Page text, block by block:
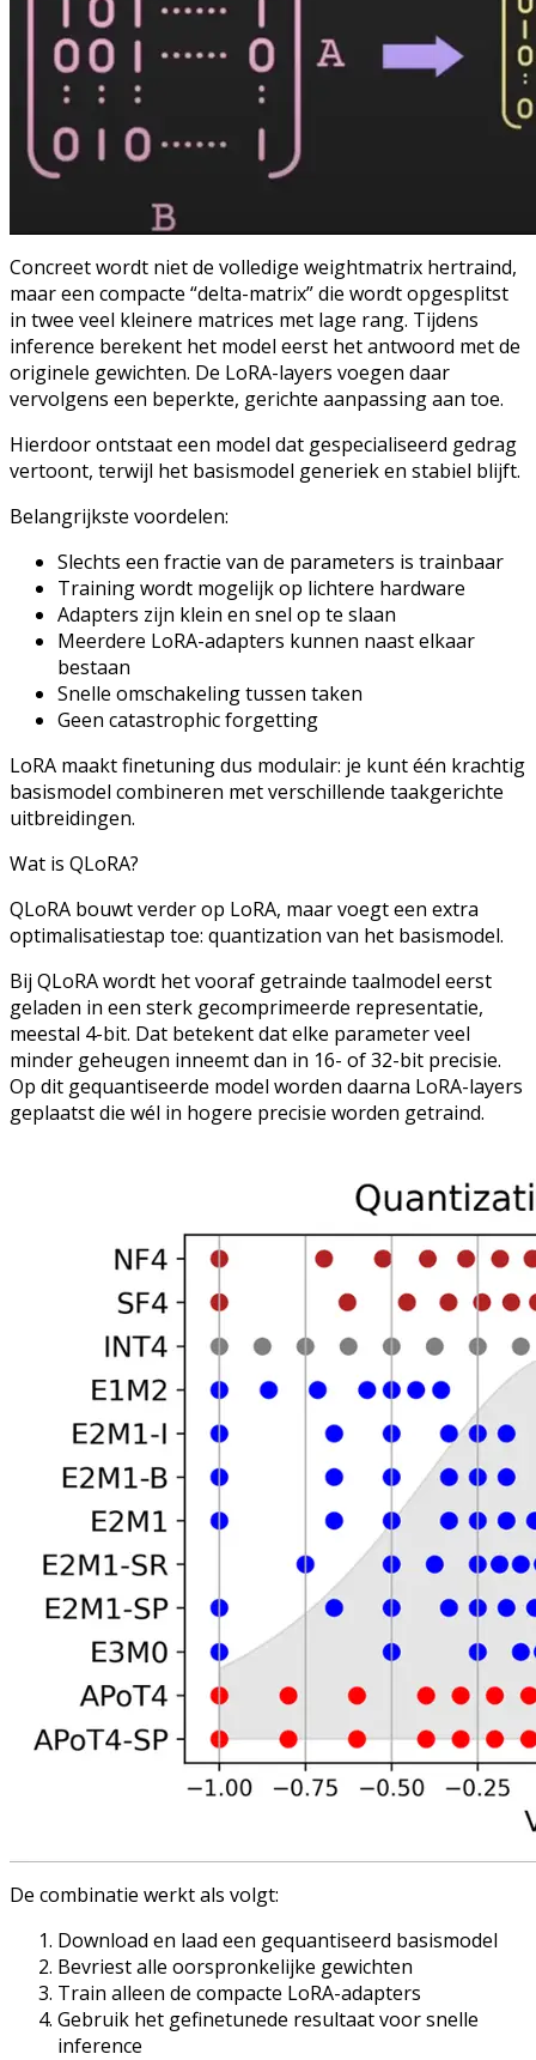
Concreet wordt niet de volledige weightmatrix hertraind,
maar een compacte “delta-matrix” die wordt opgesplitst
in twee veel kleinere matrices met lage rang. Tijdens
inference berekent het model eerst het antwoord met de
originele gewichten. De LoRA-layers voegen daar
vervolgens een beperkte, gerichte aanpassing aan toe.
Hierdoor ontstaat een model dat gespecialiseerd gedrag
vertoont, terwijl het basismodel generiek en stabiel blijft.
Belangrijkste voordelen:
Slechts een fractie van de parameters is trainbaar
Training wordt mogelijk op lichtere hardware
Adapters zijn klein en snel op te slaan
Meerdere LoRA-adapters kunnen naast elkaar
bestaan
Snelle omschakeling tussen taken
Geen catastrophic forgetting
LoRA maakt finetuning dus modulair: je kunt één krachtig
basismodel combineren met verschillende taakgerichte
uitbreidingen.
Wat is QLoRA?
QLoRA bouwt verder op LoRA, maar voegt een extra
optimalisatiestap toe: quantization van het basismodel.
Bij QLoRA wordt het vooraf getrainde taalmodel eerst
geladen in een sterk gecomprimeerde representatie,
meestal 4-bit. Dat betekent dat elke parameter veel
minder geheugen inneemt dan in 16- of 32-bit precisie.
Op dit gequantiseerde model worden daarna LoRA-layers
geplaatst die wél in hogere precisie worden getraind.
De combinatie werkt als volgt:
Download en laad een gequantiseerd basismodel
Bevriest alle oorspronkelijke gewichten
Train alleen de compacte LoRA-adapters
Gebruik het gefinetunede resultaat voor snelle
inference